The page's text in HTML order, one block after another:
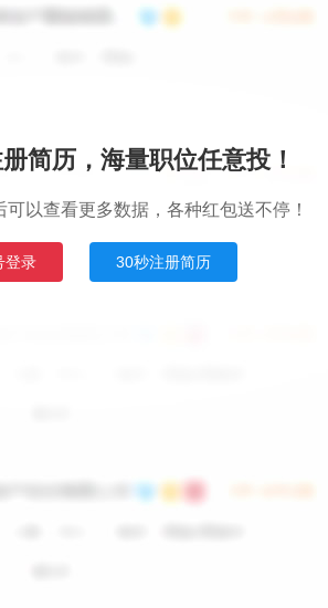
简历，海量职位任意投！
以查看更多数据，各种红包送不停！
登录 30秒注册简历